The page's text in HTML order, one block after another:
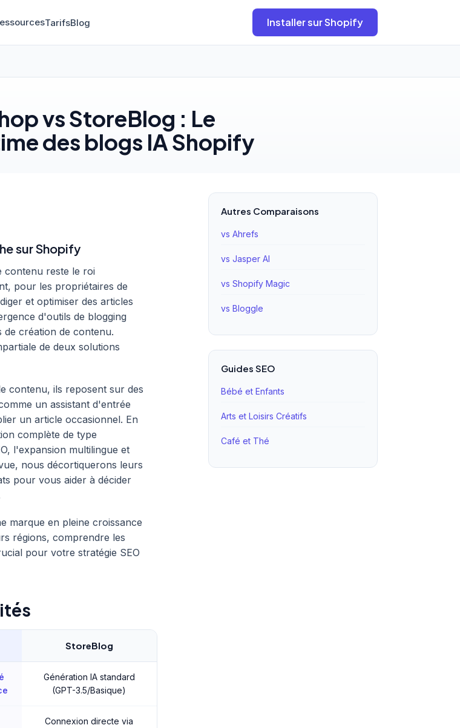
TarifsBlog Installer sur Shopify
vs StoreBlog : Le
des blogs IA Shopify
sur Shopify
reste le roi
pour les propriétaires de
et optimiser des articles
d'outils de blogging
création de contenu.
de deux solutions
contenu, ils reposent sur des
un assistant d'entrée
un article occasionnel. En
complète de type
l'expansion multilingue et
nous décortiquerons leurs
pour vous aider à décider
marque en pleine croissance
régions, comprendre les
pour votre stratégie SEO
StoreBlog
Génération IA standard
(GPT-3.5/Basique)
Connexion directe via
Autres Comparaisons
vs Ahrefs
vs Jasper AI
vs Shopify Magic
vs Bloggle
Guides SEO
Bébé et Enfants
Arts et Loisirs Créatifs
Café et Thé